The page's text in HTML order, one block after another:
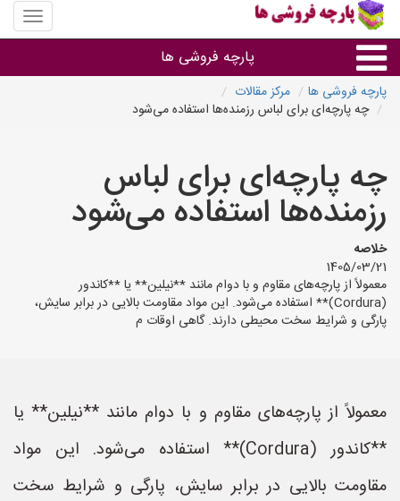
منوی
سایت
فروشی
پارچه فروشی ها
پارچه براساس جنس
پارچه براساس رنگ طرح و کاربرد
پارچه فروشی های هر شهر
پارچه فروشی ها
مرکز مقالات
چه پارچه‌ای برای لباس رزمنده‌ها استفاده می‌شود
چه پارچه‌ای برای لباس
رزمنده‌ها استفاده می‌شود
خلاصه
1405/03/21
معمولاً از پارچه‌های مقاوم و با دوام مانند **نیلین** یا **کاندور
(Cordura)** استفاده می‌شود. این مواد مقاومت بالایی در برابر سایش،
پارگی و شرایط سخت محیطی دارند. گاهی اوقات م
معمولاً از پارچه‌های مقاوم و با دوام مانند **نیلین** یا
**کاندور (Cordura)** استفاده می‌شود. این مواد
مقاومت بالایی در برابر سایش، پارگی و شرایط سخت